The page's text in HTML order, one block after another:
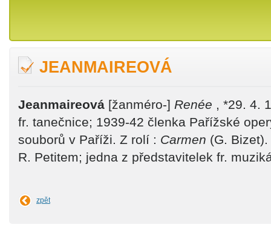
JEANMAIREOVÁ
Jeanmaireová [žanméro-] Renée , *29. 4.
fr. tanečnice; 1939-42 členka Pařížské
souborů v Paříži. Z rolí : Carmen (G.
R. Petitem; jedna z představitelek fr.
zpět